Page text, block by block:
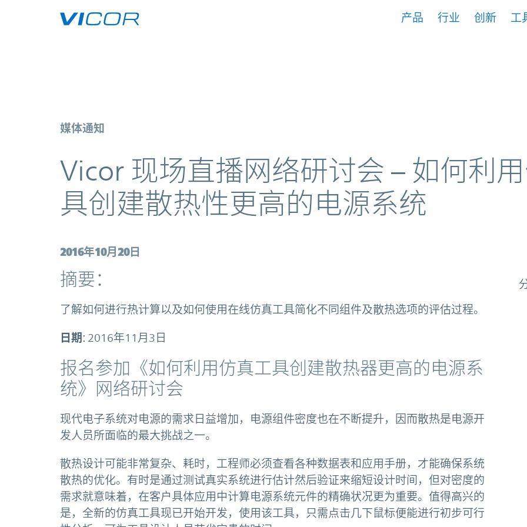
产品 行业 创新 工
Vicor 现场直播网络研讨会 – 如何利用仿真工具创建散热性更高的电
媒体通知
Vicor 现场直播网络研讨会 – 如何利
具创建散热性更高的电源系统
2016年10月20日
摘要：
了解如何进行热计算以及如何使用在线仿真工具简化不同组件及散热选项的评估过程。
日期: 2016年11月3日
报名参加《如何利用仿真工具创建散热器更高的电源系
统》网络研讨会
现代电子系统对电源的需求日益增加，电源组件密度也在不断提升，因而散热是电源开
发人员所面临的最大挑战之一。
散热设计可能非常复杂、耗时，工程师必须查看各种数据表和应用手册，才能确保系统
散热的优化。有时是通过测试真实系统进行估计然后验证来缩短设计时间，但对密度的
需求就意味着，在客户具体应用中计算电源系统元件的精确状况更为重要。值得高兴的
是，全新的仿真工具现已开始开发，使用该工具，只需点击几下鼠标便能进行初步可行